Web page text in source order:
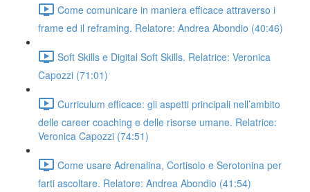
Come comunicare in maniera efficace attraverso i
frame ed il reframing. Relatore: Andrea Abondio (40:46)
Soft Skills e Digital Soft Skills. Relatrice: Veronica
Capozzi (71:01)
Curriculum efficace: gli aspetti principali nell’ambito
delle career coaching e delle risorse umane. Relatrice:
Veronica Capozzi (74:51)
Come usare Adrenalina, Cortisolo e Serotonina per
farti ascoltare. Relatore: Andrea Abondio (41:54)